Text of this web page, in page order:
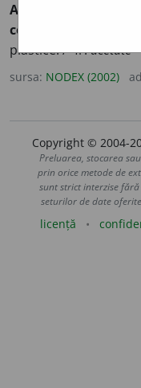
ACET
celuloză
acetat
plastice. /<fr.acétate
sursa: NODEX (2002)
Copyright © 2004-
Preluarea, stocarea
prin orice metode de
sunt strict interzise
seturilor de date
licență